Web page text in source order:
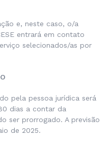
e, neste caso, o/a
entrará em contato
selecionados/as por
pela pessoa jurídica será
dias a contar da
ser prorrogado. A previsão
de 2025.